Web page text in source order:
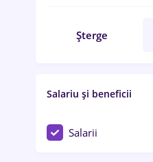
Șterge
Salariu și beneficii
Salarii